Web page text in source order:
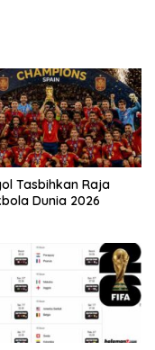
Tasbihkan Raja
Dunia 2026